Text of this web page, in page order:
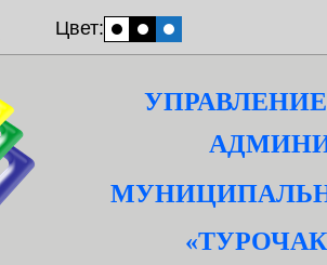
Цвет: